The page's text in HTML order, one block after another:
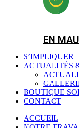
EN
S’IMPLIQUER
ACTUALITÉS
BOUTIQUE
CONTACT
ACCUEIL